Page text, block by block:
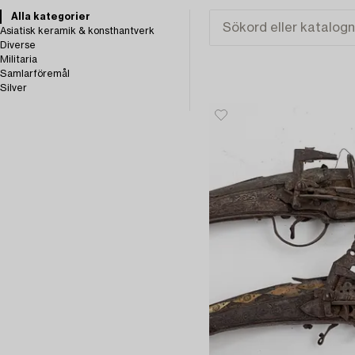
Alla kategorier
Asiatisk keramik & konsthantverk
Diverse
Militaria
Samlarföremål
Silver